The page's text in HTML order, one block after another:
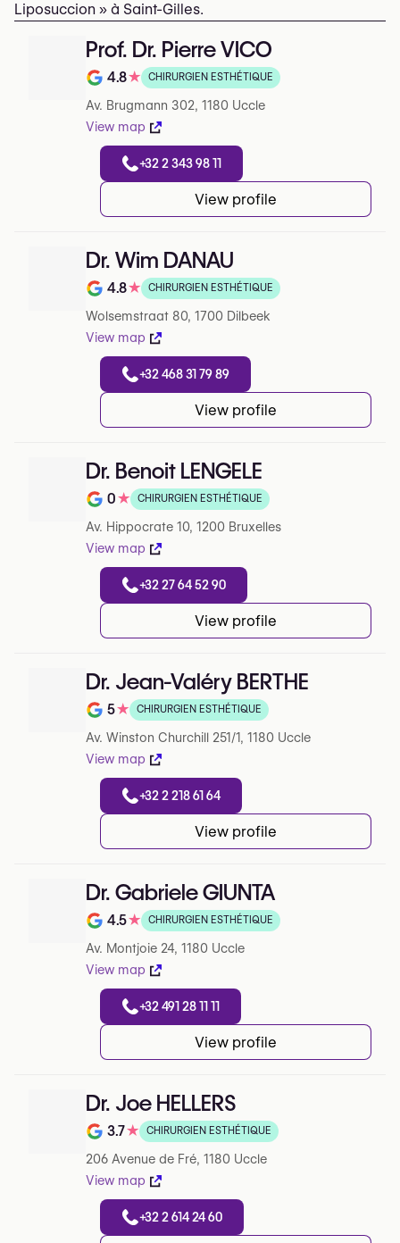
Liposuccion » à Saint-Gilles.
Prof. Dr. Pierre VICO
Note de 4.8 sur 5 sur Google
4.8★ CHIRURGIEN ESTHÉTIQUE
Av. Brugmann 302, 1180 Uccle
View map
+32 2 343 98 11
View profile
Dr. Wim DANAU
Note de 4.8 sur 5 sur Google
4.8★ CHIRURGIEN ESTHÉTIQUE
Wolsemstraat 80, 1700 Dilbeek
View map
+32 468 31 79 89
View profile
Dr. Benoit LENGELE
Note de 0 sur 5 sur Google
0★ CHIRURGIEN ESTHÉTIQUE
Av. Hippocrate 10, 1200 Bruxelles
View map
+32 27 64 52 90
View profile
Dr. Jean-Valéry BERTHE
Note de 5 sur 5 sur Google
5★ CHIRURGIEN ESTHÉTIQUE
Av. Winston Churchill 251/1, 1180 Uccle
View map
+32 2 218 61 64
View profile
Dr. Gabriele GIUNTA
Note de 4.5 sur 5 sur Google
4.5★ CHIRURGIEN ESTHÉTIQUE
Av. Montjoie 24, 1180 Uccle
View map
+32 491 28 11 11
View profile
Dr. Joe HELLERS
Note de 3.7 sur 5 sur Google
3.7★ CHIRURGIEN ESTHÉTIQUE
206 Avenue de Fré, 1180 Uccle
View map
+32 2 614 24 60